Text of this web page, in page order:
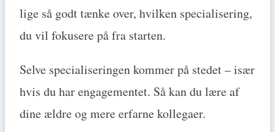
lige så godt tænke over, hvilken specialisering,
du vil fokusere på fra starten.
Selve specialiseringen kommer på stedet – især
hvis du har engagementet. Så kan du lære af
dine ældre og mere erfarne kollegaer.